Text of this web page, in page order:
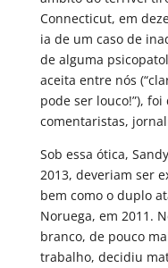
Connecticut, em
ia de um caso de
de alguma
aceita entre nós
pode ser louco!”),
comentaristas,
Sob essa ótica,
2013, deveriam ser
bem como o duplo
Noruega, em 2011.
branco, de pouco
trabalho, decidiu